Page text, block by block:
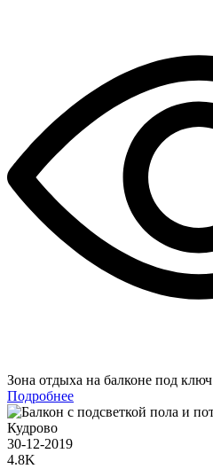
Зона отдыха на балконе под ключ
Подробнее
Кудрово
30-12-2019
4.8K